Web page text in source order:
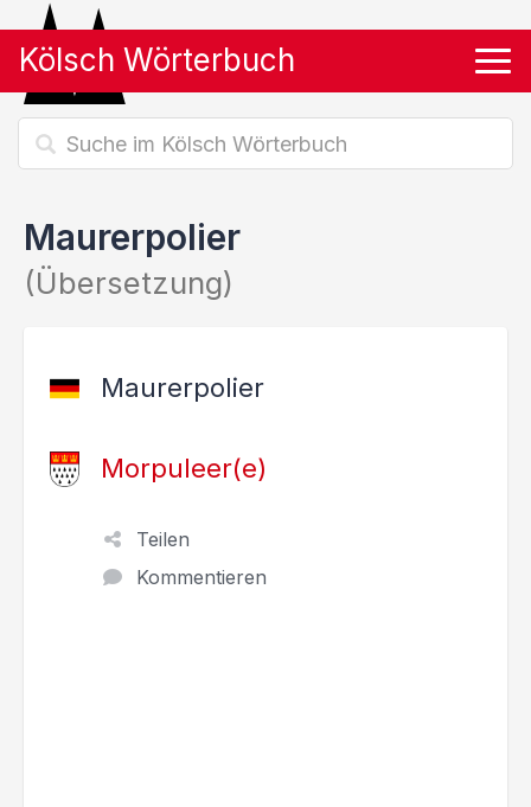
Kölsch Wörterbuch
Maurerpolier
(Übersetzung)
Maurerpolier
Morpuleer(e)
Teilen
Kommentieren